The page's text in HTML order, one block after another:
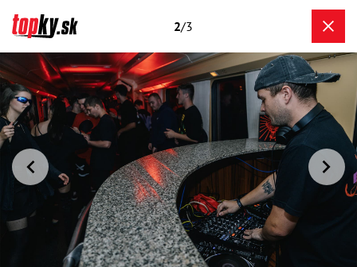
2/3